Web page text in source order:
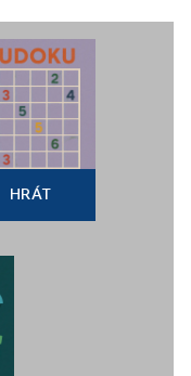
HRÁT